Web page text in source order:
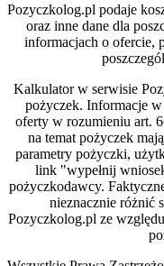
Pozyczkolog.pl podaje
oraz inne dane dla
informacjach o ofercie,
Kalkulator w serwisie
pożyczek. Informacje
oferty w rozumieniu art.
na temat pożyczek
parametry pożyczki,
link "wypełnij
pożyczkodawcy.
nieznacznie różnić
Pozyczkolog.pl ze